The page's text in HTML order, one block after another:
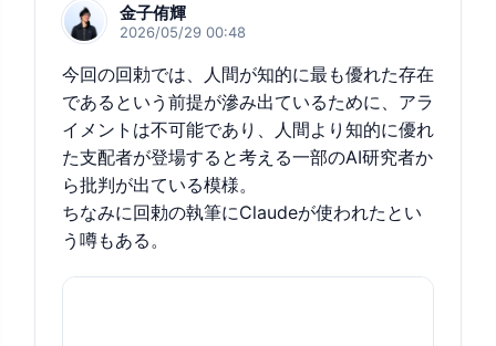
金子侑輝
2026/05/29 00:48
今回の回勅では、人間が知的に最も優れた存在
であるという前提が滲み出ているために、アラ
イメントは不可能であり、人間より知的に優れ
た支配者が登場すると考える一部のAI研究者か
ら批判が出ている模様。
ちなみに回勅の執筆にClaudeが使われたとい
う噂もある。